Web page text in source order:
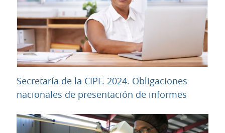
Secretaría de la CIPF. 2024. Obligaciones
nacionales de presentación de informes